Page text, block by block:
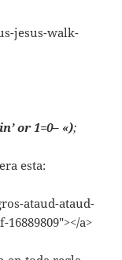
jesus-walk-
or 1=0– «);
esta:
ataud-ataud-
a>